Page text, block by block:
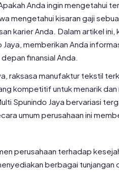
Anda ingin mengetahui
mengetahui kisaran gaji
karier Anda. Dalam artikel
memberikan Anda
finansial Anda.
raksasa manufaktur tekstil
kompetitif untuk menarik
Spunindo Jaya bervariasi
umum perusahaan ini
perusahaan terhadap
berbagai tunjangan